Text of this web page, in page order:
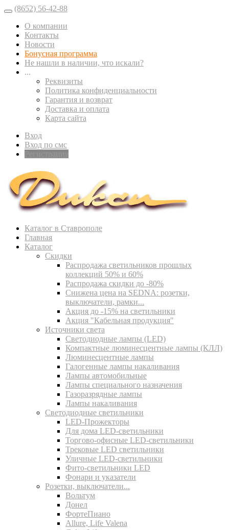
(8652) 56-42-88
О компании
Контакты
Новости
Бонусная программа
Не нашли в наличии, что искали?
...
Реквизиты
Политика конфиденциальности
Гарантия и возврат
Доставка и оплата
Карта сайта
Вход
Вход по смс
Каталог в Ставрополе
Главная
Каталог
Скидки
Распродажа светильников прошлых
коллекций 50% и 60%
Распродажа скидки до -80%
Cнижена цена на SEDNA: розетки,
выключатели, рамки...
Акция до -15% на светильники
Акция "Кабельная продукция"
Источники света
Светодиодные лампы (LED)
Компактные люминесцентные лампы (КЛЛ)
Люминесцентные лампы
Галогенные лампы накаливания
Лампы автомобильные
Лампы специального назначения
Газоразрядные лампы
Лампы накаливания
Светодиодные светильники
LED-Прожекторы
Для дома LED-светильники
Торгово-офисные LED-светильники
Трековые LED светильники
Уличные LED-светильники
Фито-светильники LED
Фонари и указатели
Розетки, выключатели...
Вольтум
Донел
ФортеПиано
Allure, Life Valena